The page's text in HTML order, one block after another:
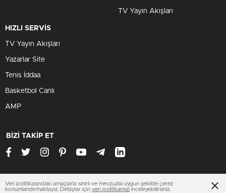
TV Yayın Akışları
HIZLI SERVİS
TV Yayın Akışları
Yazarlar Site
Tenis İddaa
Basketbol Canlı
AMP
BİZİ TAKİP ET
www.bursahaberleri.org
Veri politikasındaki amaçlarla sınırlı ve mevzuata uygun şekilde çerez
konumlandırmaktayız. Detaylar için veri politikamızı inceleyebilirsiniz.